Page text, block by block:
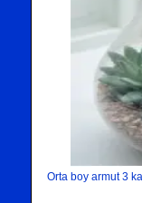
Orta boy armut 3